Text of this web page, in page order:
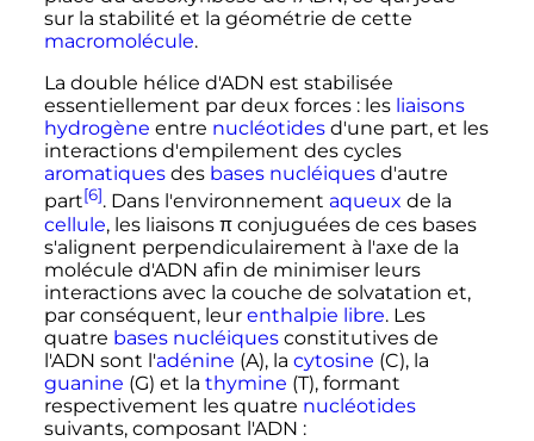
sur la stabilité et la géométrie de cette
macromolécule.
La double hélice d'ADN est stabilisée
essentiellement par deux forces : les liaisons
hydrogène entre nucléotidesd'une part, et les
interactions d'empilement des cycles
aromatiquesdes bases nucléiquesd'autre
part[6]. Dans l'environnement aqueux de la
cellule, les liaisons π conjuguées de ces bases
s'alignent perpendiculairement à l'axe de la
molécule d'ADN afin de minimiser leurs
interactions avec la couche de solvatation et,
par conséquent, leur enthalpie libre. Les
quatre bases nucléiquesconstitutives de
l'ADN sont l'adénine (A), la cytosine (C), la
guanine (G) et la thymine (T), formant
respectivement les quatre nucléotides
suivants, composant l'ADN :